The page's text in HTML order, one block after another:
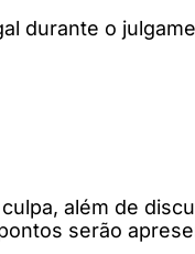
durante o
além de
serão